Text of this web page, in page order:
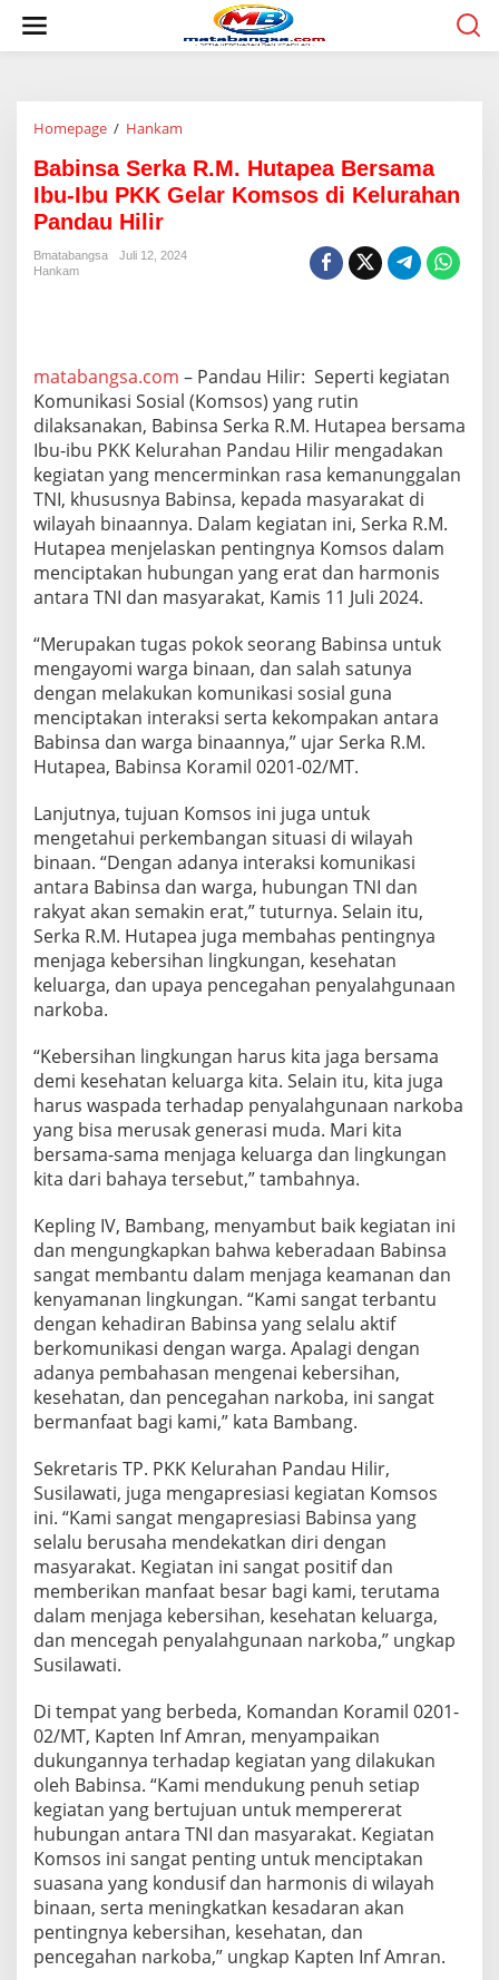
w
Homepage / Hankam
b
n
a
.
M
.
H
u
t
a
p
e
a
B
e
s
a
m
a
b
u
I
b
u
P
K
K
G
l
a
o
m
s
o
s
d
i
K
l
u
r
a
h
a
n
P
a
d
u
H
i
i
r
Babinsa Serka R.M. Hutapea Bersama
Ibu-Ibu PKK Gelar Komsos di Kelurahan
Pandau Hilir
Bmatabangsa
Juli 12, 2024
Hankam
matabangsa.com – Pandau Hilir: Seperti kegiatan
Komunikasi Sosial (Komsos) yang rutin
dilaksanakan, Babinsa Serka R.M. Hutapea bersama
Ibu-ibu PKK Kelurahan Pandau Hilir mengadakan
kegiatan yang mencerminkan rasa kemanunggalan
TNI, khususnya Babinsa, kepada masyarakat di
wilayah binaannya. Dalam kegiatan ini, Serka R.M.
Hutapea menjelaskan pentingnya Komsos dalam
menciptakan hubungan yang erat dan harmonis
antara TNI dan masyarakat, Kamis 11 Juli 2024.
“Merupakan tugas pokok seorang Babinsa untuk
mengayomi warga binaan, dan salah satunya
dengan melakukan komunikasi sosial guna
menciptakan interaksi serta kekompakan antara
Babinsa dan warga binaannya,” ujar Serka R.M.
Hutapea, Babinsa Koramil 0201-02/MT.
Lanjutnya, tujuan Komsos ini juga untuk
mengetahui perkembangan situasi di wilayah
binaan. “Dengan adanya interaksi komunikasi
antara Babinsa dan warga, hubungan TNI dan
rakyat akan semakin erat,” tuturnya. Selain itu,
Serka R.M. Hutapea juga membahas pentingnya
menjaga kebersihan lingkungan, kesehatan
keluarga, dan upaya pencegahan penyalahgunaan
narkoba.
“Kebersihan lingkungan harus kita jaga bersama
demi kesehatan keluarga kita. Selain itu, kita juga
harus waspada terhadap penyalahgunaan narkoba
yang bisa merusak generasi muda. Mari kita
bersama-sama menjaga keluarga dan lingkungan
kita dari bahaya tersebut,” tambahnya.
Kepling IV, Bambang, menyambut baik kegiatan ini
dan mengungkapkan bahwa keberadaan Babinsa
sangat membantu dalam menjaga keamanan dan
kenyamanan lingkungan. “Kami sangat terbantu
dengan kehadiran Babinsa yang selalu aktif
berkomunikasi dengan warga. Apalagi dengan
adanya pembahasan mengenai kebersihan,
kesehatan, dan pencegahan narkoba, ini sangat
bermanfaat bagi kami,” kata Bambang.
Sekretaris TP. PKK Kelurahan Pandau Hilir,
Susilawati, juga mengapresiasi kegiatan Komsos
ini. “Kami sangat mengapresiasi Babinsa yang
selalu berusaha mendekatkan diri dengan
masyarakat. Kegiatan ini sangat positif dan
memberikan manfaat besar bagi kami, terutama
dalam menjaga kebersihan, kesehatan keluarga,
dan mencegah penyalahgunaan narkoba,” ungkap
Susilawati.
Di tempat yang berbeda, Komandan Koramil 0201-
02/MT, Kapten Inf Amran, menyampaikan
dukungannya terhadap kegiatan yang dilakukan
oleh Babinsa. “Kami mendukung penuh setiap
kegiatan yang bertujuan untuk mempererat
hubungan antara TNI dan masyarakat. Kegiatan
Komsos ini sangat penting untuk menciptakan
suasana yang kondusif dan harmonis di wilayah
binaan, serta meningkatkan kesadaran akan
pentingnya kebersihan, kesehatan, dan
pencegahan narkoba,” ungkap Kapten Inf Amran.